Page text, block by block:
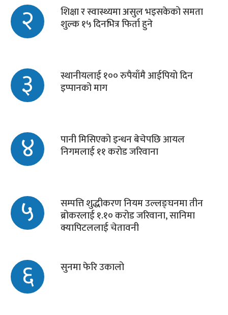
२ शिक्षा र स्वास्थ्यमा असुल भइसकेको समता
शुल्क १५ दिनभित्र फिर्ता हुने
३ स्थानीयलाई १०० रुपैयाँमै आईपियो दिन
इप्पानको माग
४ पानी मिसिएको इन्धन बेचेपछि आयल
निगमलाई ११ करोड जरिवाना
५ सम्पत्ति शुद्धीकरण नियम उल्लङ्घनमा तीन
ब्रोकरलाई १.१० करोड जरिवाना, सानिमा
क्यापिटललाई चेतावनी
६ सुनमा फेरि उकालो